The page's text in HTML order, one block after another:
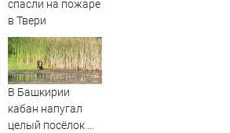
спасли на пожаре
в Твери
В Башкирии
кабан напугал
целый посёлок —